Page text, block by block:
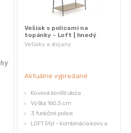
Vešiaky a stojany
Vešiak s policami na
topánky – Loft | hnedý
Aktuálne vypredané
Kovová konštrukcia
Výška 160,5 cm
3 funkčné police
LOFT štýl – kombinácia kovu a